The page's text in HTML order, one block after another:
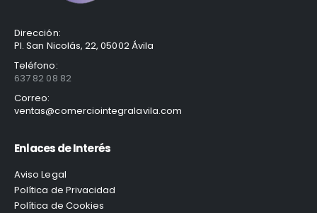
Dirección:
Pl. San Nicolás, 22, 05002 Ávila
Teléfono:
637 82 08 82
Correo:
ventas@comerciointegralavila.com
Enlaces de Interés
Aviso Legal
Política de Privacidad
Política de Cookies